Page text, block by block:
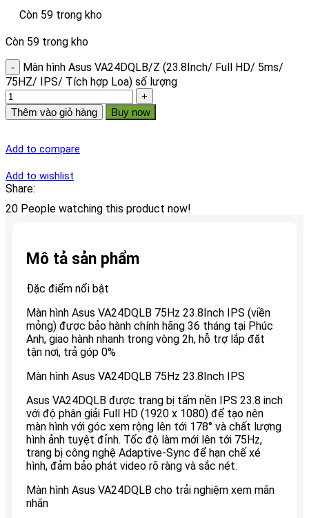
Còn 59 trong kho
Còn 59 trong kho
Màn hình Asus VA24DQLB/Z (23.8Inch/ Full HD/ 5ms/
75HZ/ IPS/ Tích hợp Loa) số lượng
Thêm vào giỏ hàng Buy now
Add to compare
Add to wishlist
Share:
20 People watching this product now!
Mô tả sản phẩm
Đặc điểm nổi bật
Màn hình Asus VA24DQLB 75Hz 23.8Inch IPS (viền
mỏng) được bảo hành chính hãng 36 tháng tại Phúc
Anh, giao hành nhanh trong vòng 2h, hỗ trợ lắp đặt
tận nơi, trả góp 0%
Màn hình Asus VA24DQLB 75Hz 23.8Inch IPS
Asus VA24DQLB được trang bị tấm nền IPS 23.8 inch
với độ phân giải Full HD (1920 x 1080) để tạo nên
màn hình với góc xem rộng lên tới 178° và chất lượng
hình ảnh tuyệt đỉnh. Tốc độ làm mới lên tới 75Hz,
trang bị công nghệ Adaptive-Sync để hạn chế xé
hình, đảm bảo phát video rõ ràng và sắc nét.
Màn hình Asus VA24DQLB cho trải nghiệm xem mãn
nhãn